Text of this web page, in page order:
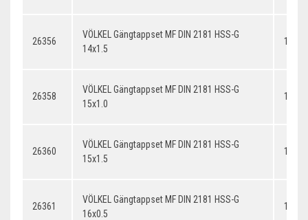
26356
VÖLKEL Gängtappset MF DIN 2181 HSS-G
14x1.5
26358
VÖLKEL Gängtappset MF DIN 2181 HSS-G
15x1.0
26360
VÖLKEL Gängtappset MF DIN 2181 HSS-G
15x1.5
26361
VÖLKEL Gängtappset MF DIN 2181 HSS-G
16x0.5